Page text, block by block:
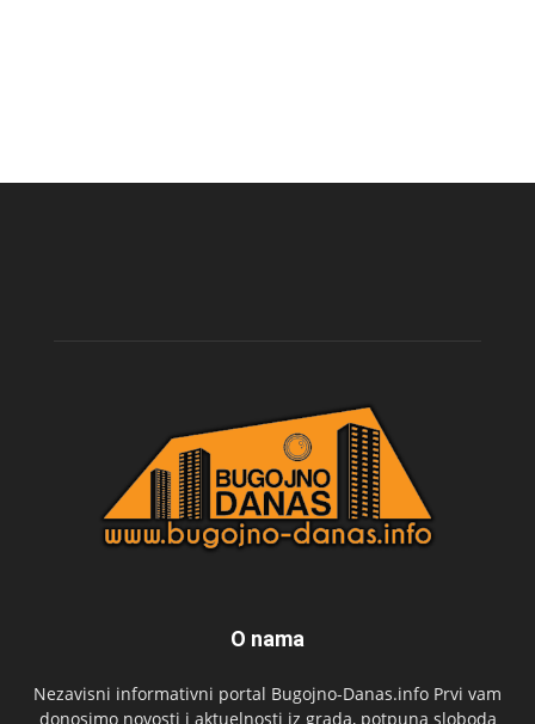
O nama
Nezavisni informativni portal Bugojno-Danas.info Prvi vam
donosimo novosti i aktuelnosti iz grada, potpuna sloboda